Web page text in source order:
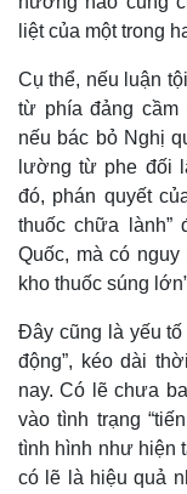
liệt của một trong
Cụ thể, nếu luận
từ phía đảng cầm
nếu bác bỏ Nghị
lường từ phe đối
đó, phán quyết
thuốc chữa lành”
Quốc, mà có nguy
kho thuốc súng
Đây cũng là yếu tố
động”, kéo dài
nay. Có lẽ chưa
vào tình trạng
tình hình như hiện
có lẽ là hiệu quả